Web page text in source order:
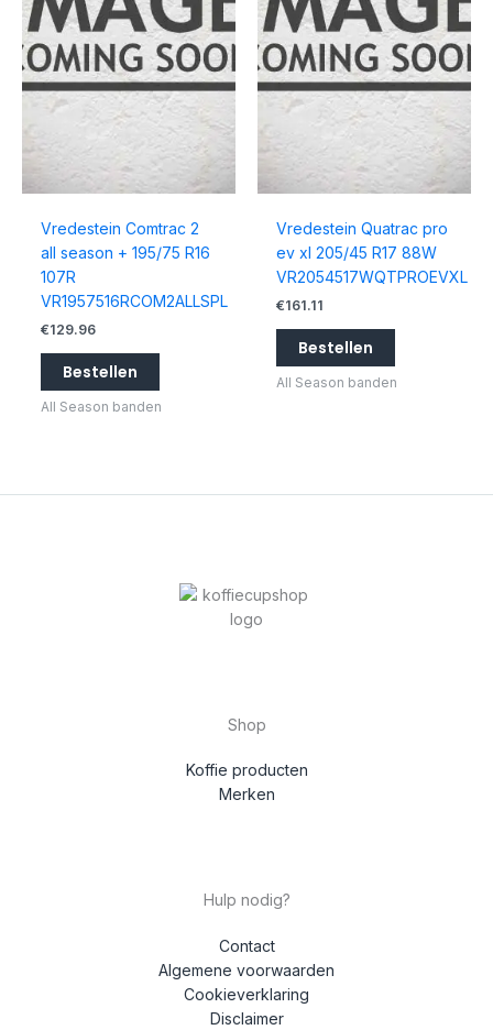
Vredestein Comtrac 2
all season + 195/75 R16
107R
VR1957516RCOM2ALLSPL
€129.96
Bestellen
All Season banden
Vredestein Quatrac pro
ev xl 205/45 R17 88W
VR2054517WQTPROEVXL
€161.11
Bestellen
All Season banden
Shop
Koffie producten
Merken
Hulp nodig?
Contact
Algemene voorwaarden
Cookieverklaring
Disclaimer